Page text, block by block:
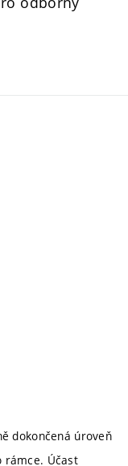
dokončená úroveň
rámce. Účast